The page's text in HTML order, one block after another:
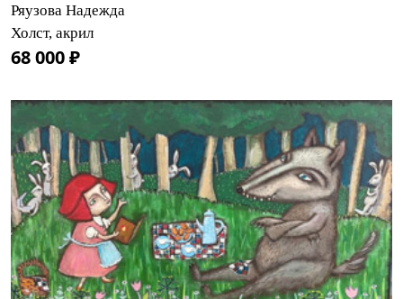
Ряузова Надежда
Холст, акрил
68 000 ₽